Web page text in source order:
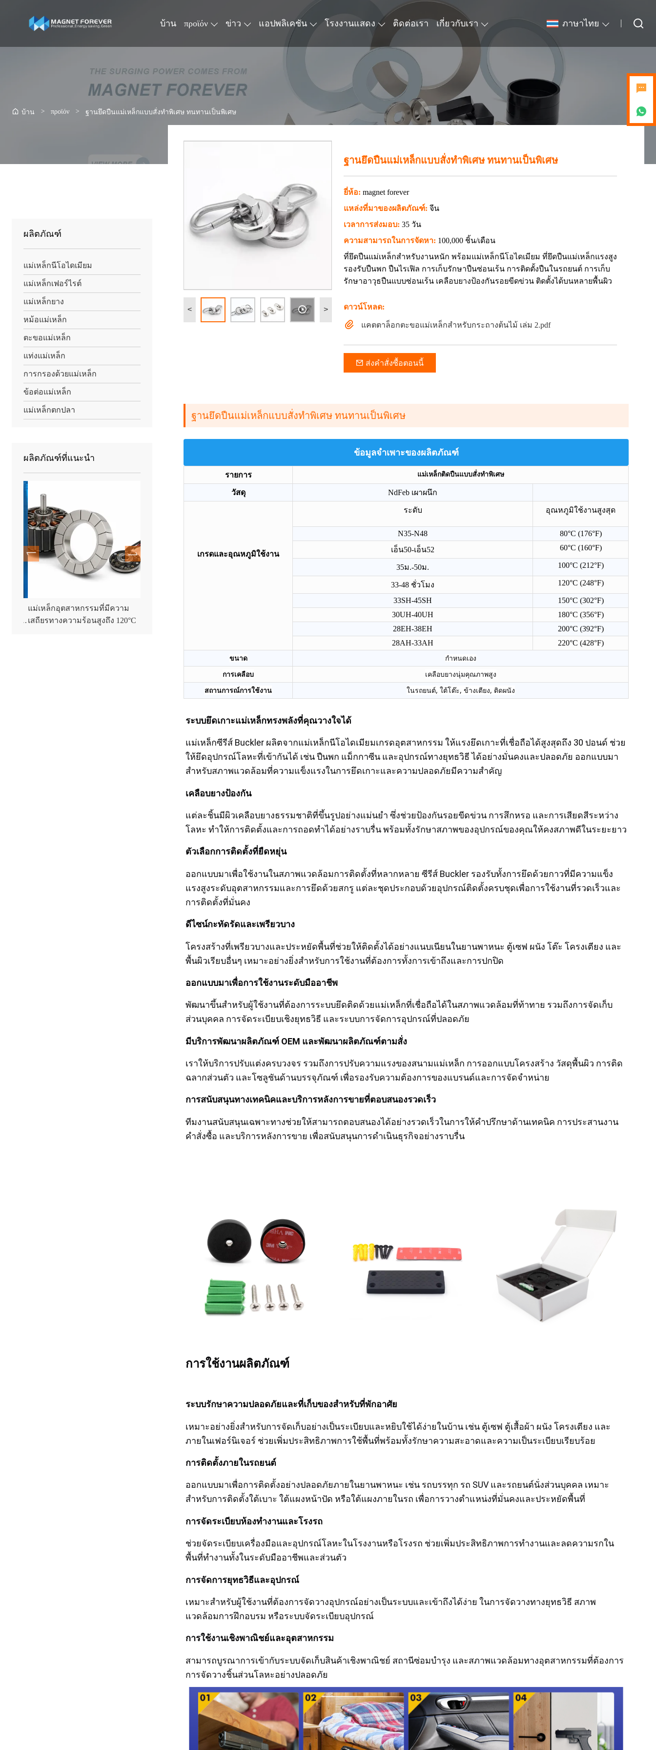
บ้าน προϊόν ข่าว แอปพลิเคชัน โรงงานแสดง ติดต่อเรา เกี่ยวกับเรา ภาษาไทย
บ้าน > προϊόν > ฐานยึดปืนแม่เหล็กแบบสั่งทำพิเศษ ทนทานเป็นพิเศษ
ผลิตภัณฑ์
แม่เหล็กนีโอไดเมียม
แม่เหล็กเฟอร์ไรต์
แม่เหล็กยาง
หม้อแม่เหล็ก
ตะขอแม่เหล็ก
แท่งแม่เหล็ก
การกรองด้วยแม่เหล็ก
ข้อต่อแม่เหล็ก
แม่เหล็กตกปลา
ผลิตภัณฑ์ที่แนะนำ
แม่เหล็กอุตสาหกรรมที่มีความ
เสถียรทางความร้อนสูงถึง 120°C
แม่เหล็กนีโอไดเมียมเคลือบยางกัน แม่เหล็กเฟอร์ไรต์ทรงกลมแบบ
กำหนดเอง
แม่เหล็กนีโอไดเมียมทรงกระบอก
อุตสาหกรรม N52 ขนาด D50x30
แม่เหล็กอุตส
เสถียรทางคว
< >
ฐานยึดปืนแม่เหล็กแบบสั่งทำพิเศษ ทนทานเป็นพิเศษ
ยี่ห้อ: magnet forever
แหล่งที่มาของผลิตภัณฑ์: จีน
เวลาการส่งมอบ: 35 วัน
ความสามารถในการจัดหา: 100,000 ชิ้น/เดือน
ที่ยึดปืนแม่เหล็กสำหรับงานหนัก พร้อมแม่เหล็กนีโอไดเมียม ที่ยึดปืนแม่เหล็กแรงสูง
รองรับปืนพก ปืนไรเฟิล การเก็บรักษาปืนซ่อนเร้น การติดตั้งปืนในรถยนต์ การเก็บ
รักษาอาวุธปืนแบบซ่อนเร้น เคลือบยางป้องกันรอยขีดข่วน ติดตั้งได้บนหลายพื้นผิว
ดาวน์โหลด:
แคตตาล็อกตะขอแม่เหล็กสำหรับกระถางต้นไม้ เล่ม 2.pdf
ส่งคำสั่งซื้อตอนนี้
ฐานยึดปืนแม่เหล็กแบบสั่งทำพิเศษ ทนทานเป็นพิเศษ
ข้อมูลจำเพาะของผลิตภัณฑ์
รายการ แม่เหล็กติดปืนแบบสั่งทำพิเศษ
วัสดุ NdFeb เผาผนึก
เกรดและอุณหภูมิใช้งาน
ระดับ อุณหภูมิใช้งานสูงสุด
N35-N48
80°C (176°F)
เอ็น50-เอ็น52
60°C (160°F)
35ม.-50ม. 100°C (212°F)
33-48 ชั่วโมง 120°C (248°F)
33SH-45SH
150°C (302°F)
30UH-40UH
180°C (356°F)
28EH-38EH
200°C (392°F)
28AH-33AH
220°C (428°F)
ขนาด กำหนดเอง
การเคลือบ
เคลือบยางนุ่มคุณภาพสูง
สถานการณ์การใช้งาน
ในรถยนต์, ใต้โต๊ะ, ข้างเตียง, ติดผนัง
ระบบยึดเกาะแม่เหล็กทรงพลังที่คุณวางใจได้
แม่เหล็กซีรีส์ Buckler ผลิตจากแม่เหล็กนีโอไดเมียมเกรดอุตสาหกรรม ให้แรงยึดเกาะที่เชื่อถือได้สูงสุดถึง 30 ปอนด์ ช่วย
ให้ยึดอุปกรณ์โลหะที่เข้ากันได้ เช่น ปืนพก แม็กกาซีน และอุปกรณ์ทางยุทธวิธี ได้อย่างมั่นคงและปลอดภัย ออกแบบมา
สำหรับสภาพแวดล้อมที่ความแข็งแรงในการยึดเกาะและความปลอดภัยมีความสำคัญ
เคลือบยางป้องกัน
แต่ละชิ้นมีผิวเคลือบยางธรรมชาติที่ขึ้นรูปอย่างแม่นยำ ซึ่งช่วยป้องกันรอยขีดข่วน การสึกหรอ และการเสียดสีระหว่าง
โลหะ ทำให้การติดตั้งและการถอดทำได้อย่างราบรื่น พร้อมทั้งรักษาสภาพของอุปกรณ์ของคุณให้คงสภาพดีในระยะยาว
ตัวเลือกการติดตั้งที่ยืดหยุ่น
ออกแบบมาเพื่อใช้งานในสภาพแวดล้อมการติดตั้งที่หลากหลาย ซีรีส์ Buckler รองรับทั้งการยึดด้วยกาวที่มีความแข็ง
แรงสูงระดับอุตสาหกรรมและการยึดด้วยสกรู แต่ละชุดประกอบด้วยอุปกรณ์ติดตั้งครบชุดเพื่อการใช้งานที่รวดเร็วและ
การติดตั้งที่มั่นคง
ดีไซน์กะทัดรัดและเพรียวบาง
โครงสร้างที่เพรียวบางและประหยัดพื้นที่ช่วยให้ติดตั้งได้อย่างแนบเนียนในยานพาหนะ ตู้เซฟ ผนัง โต๊ะ โครงเตียง และ
พื้นผิวเรียบอื่นๆ เหมาะอย่างยิ่งสำหรับการใช้งานที่ต้องการทั้งการเข้าถึงและการปกปิด
ออกแบบมาเพื่อการใช้งานระดับมืออาชีพ
พัฒนาขึ้นสำหรับผู้ใช้งานที่ต้องการระบบยึดติดด้วยแม่เหล็กที่เชื่อถือได้ในสภาพแวดล้อมที่ท้าทาย รวมถึงการจัดเก็บ
ส่วนบุคคล การจัดระเบียบเชิงยุทธวิธี และระบบการจัดการอุปกรณ์ที่ปลอดภัย
มีบริการพัฒนาผลิตภัณฑ์ OEM และพัฒนาผลิตภัณฑ์ตามสั่ง
เราให้บริการปรับแต่งครบวงจร รวมถึงการปรับความแรงของสนามแม่เหล็ก การออกแบบโครงสร้าง วัสดุพื้นผิว การติด
ฉลากส่วนตัว และโซลูชันด้านบรรจุภัณฑ์ เพื่อรองรับความต้องการของแบรนด์และการจัดจำหน่าย
การสนับสนุนทางเทคนิคและบริการหลังการขายที่ตอบสนองรวดเร็ว
ทีมงานสนับสนุนเฉพาะทางช่วยให้สามารถตอบสนองได้อย่างรวดเร็วในการให้คำปรึกษาด้านเทคนิค การประสานงาน
คำสั่งซื้อ และบริการหลังการขาย เพื่อสนับสนุนการดำเนินธุรกิจอย่างราบรื่น
การใช้งานผลิตภัณฑ์
ระบบรักษาความปลอดภัยและที่เก็บของสำหรับที่พักอาศัย
เหมาะอย่างยิ่งสำหรับการจัดเก็บอย่างเป็นระเบียบและหยิบใช้ได้ง่ายในบ้าน เช่น ตู้เซฟ ตู้เสื้อผ้า ผนัง โครงเตียง และ
ภายในเฟอร์นิเจอร์ ช่วยเพิ่มประสิทธิภาพการใช้พื้นที่พร้อมทั้งรักษาความสะอาดและความเป็นระเบียบเรียบร้อย
การติดตั้งภายในรถยนต์
ออกแบบมาเพื่อการติดตั้งอย่างปลอดภัยภายในยานพาหนะ เช่น รถบรรทุก รถ SUV และรถยนต์นั่งส่วนบุคคล เหมาะ
สำหรับการติดตั้งใต้เบาะ ใต้แผงหน้าปัด หรือใต้แผงภายในรถ เพื่อการวางตำแหน่งที่มั่นคงและประหยัดพื้นที่
การจัดระเบียบห้องทำงานและโรงรถ
ช่วยจัดระเบียบเครื่องมือและอุปกรณ์โลหะในโรงงานหรือโรงรถ ช่วยเพิ่มประสิทธิภาพการทำงานและลดความรกใน
พื้นที่ทำงานทั้งในระดับมืออาชีพและส่วนตัว
การจัดการยุทธวิธีและอุปกรณ์
เหมาะสำหรับผู้ใช้งานที่ต้องการจัดวางอุปกรณ์อย่างเป็นระบบและเข้าถึงได้ง่าย ในการจัดวางทางยุทธวิธี สภาพ
แวดล้อมการฝึกอบรม หรือระบบจัดระเบียบอุปกรณ์
การใช้งานเชิงพาณิชย์และอุตสาหกรรม
สามารถบูรณาการเข้ากับระบบจัดเก็บสินค้าเชิงพาณิชย์ สถานีซ่อมบำรุง และสภาพแวดล้อมทางอุตสาหกรรมที่ต้องการ
การจัดวางชิ้นส่วนโลหะอย่างปลอดภัย